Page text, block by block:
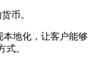
币。
本地化，让客户能够
式。